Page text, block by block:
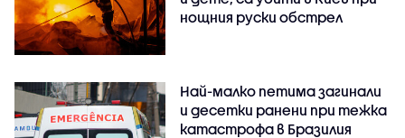
нощния руски обстрел
Най-малко петима загинали
и десетки ранени при тежка
катастрофа в Бразилия